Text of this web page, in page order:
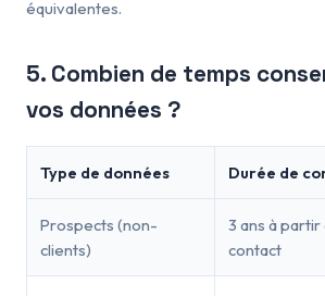
équivalentes.
5. Combien de temps
vos données ?
Type de données Durée de
Prospects (non-
clients)
3 ans à
contact